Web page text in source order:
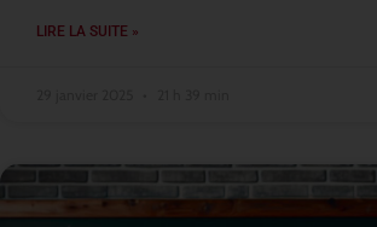
LIRE LA SUITE »